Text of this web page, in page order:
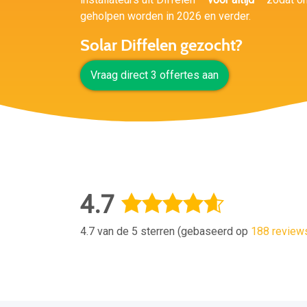
geholpen worden in 2026 en verder.
Solar Diffelen gezocht?
Vraag direct 3 offertes aan
4.7
4.7 van de 5 sterren (gebaseerd op 188